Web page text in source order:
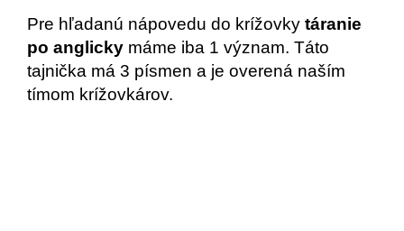
Pre hľadanú nápovedu do krížovky táranie
po anglicky máme iba 1 význam. Táto
tajnička má 3 písmen a je overená naším
tímom krížovkárov.